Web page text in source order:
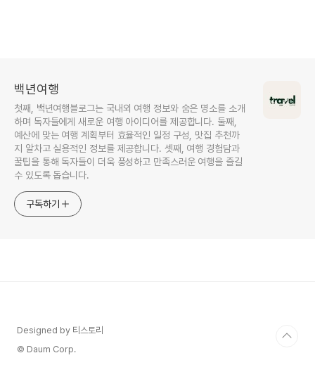
백년여행
첫째, 백년여행블로그는 국내외 여행 정보와 숨은 명소를 소개
하며 독자들에게 새로운 여행 아이디어를 제공합니다. 둘째,
예산에 맞는 여행 계획부터 효율적인 일정 구성, 맛집 추천까
지 알차고 실용적인 정보를 제공합니다. 셋째, 여행 경험담과
꿀팁을 통해 독자들이 더욱 풍성하고 만족스러운 여행을 즐길
수 있도록 돕습니다.
구독하기
Designed by 티스토리
© Daum Corp.